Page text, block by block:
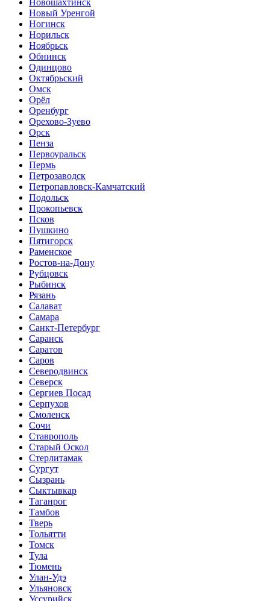
Новый Уренгой
Ногинск
Норильск
Ноябрьск
Обнинск
Одинцово
Октябрьский
Омск
Орёл
Оренбург
Орехово-Зуево
Орск
Пенза
Первоуральск
Пермь
Петрозаводск
Петропавловск-Камчатский
Подольск
Прокопьевск
Псков
Пушкино
Пятигорск
Раменское
Ростов-на-Дону
Рубцовск
Рыбинск
Рязань
Салават
Самара
Санкт-Петербург
Саранск
Саратов
Саров
Северодвинск
Северск
Сергиев Посад
Серпухов
Смоленск
Сочи
Ставрополь
Старый Оскол
Стерлитамак
Сургут
Сызрань
Сыктывкар
Таганрог
Тамбов
Тверь
Тольятти
Томск
Тула
Тюмень
Улан-Удэ
Ульяновск
Уссурийск